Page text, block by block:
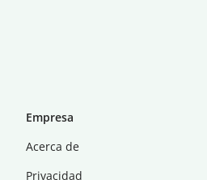
Empresa
Acerca de
Privacidad